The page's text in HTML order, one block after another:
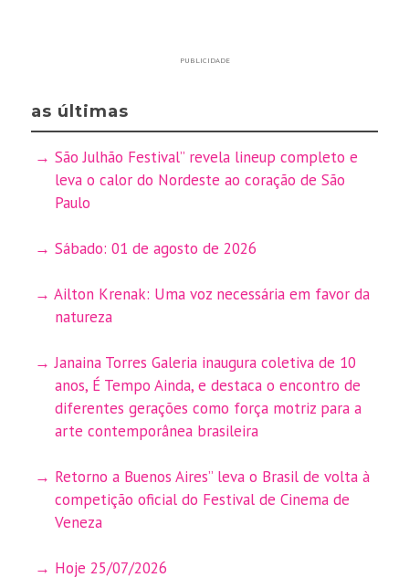
PUBLICIDADE
as últimas
São Julhão Festival” revela lineup completo e
leva o calor do Nordeste ao coração de São
Paulo
Sábado: 01 de agosto de 2026
Ailton Krenak: Uma voz necessária em favor da
natureza
Janaina Torres Galeria inaugura coletiva de 10
anos, É Tempo Ainda, e destaca o encontro de
diferentes gerações como força motriz para a
arte contemporânea brasileira
Retorno a Buenos Aires” leva o Brasil de volta à
competição oficial do Festival de Cinema de
Veneza
Hoje 25/07/2026